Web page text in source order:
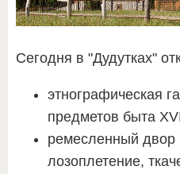
Сегодня в "Дудутках"
этнографическая
предметов быта
ремесленный двор
лозоплетение,